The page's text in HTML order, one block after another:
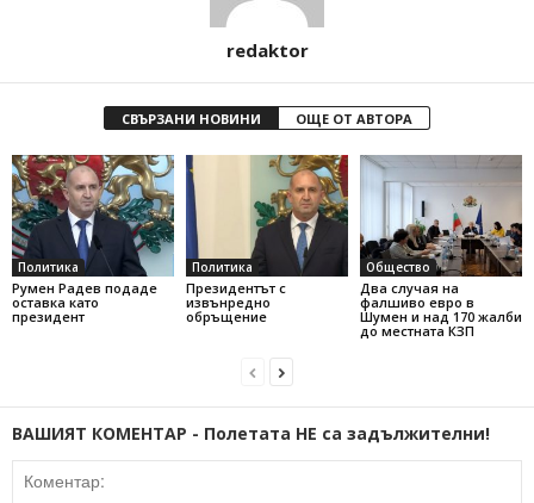
redaktor
СВЪРЗАНИ НОВИНИ ОЩЕ ОТ АВТОРА
Политика
Румен Радев подаде
оставка като
президент
Политика
Президентът с
извънредно
обръщение
Общество
Два случая на
фалшиво евро в
Шумен и над 170 жалби
до местната КЗП
ВАШИЯТ КОМЕНТАР - Полетата НЕ са задължителни!